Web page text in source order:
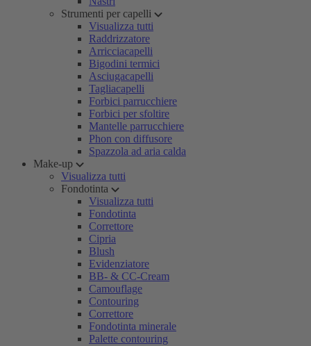
Strumenti per capelli
Visualizza tutti
Raddrizzatore
Arricciacapelli
Bigodini termici
Asciugacapelli
Tagliacapelli
Forbici parrucchiere
Forbici per sfoltire
Mantelle parrucchiere
Phon con diffusore
Spazzola ad aria calda
Make-up
Visualizza tutti
Fondotinta
Visualizza tutti
Fondotinta
Correttore
Cipria
Blush
Evidenziatore
BB- & CC-Cream
Camouflage
Contouring
Correttore
Fondotinta minerale
Palette contouring